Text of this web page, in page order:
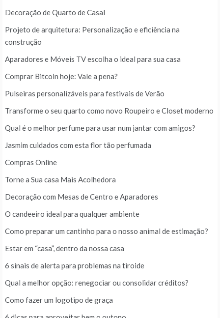
Decoração de Quarto de Casal
Projeto de arquitetura: Personalização e eficiência na
construção
Aparadores e Móveis TV escolha o ideal para sua casa
Comprar Bitcoin hoje: Vale a pena?
Pulseiras personalizáveis para festivais de Verão
Transforme o seu quarto como novo Roupeiro e Closet moderno
Qual é o melhor perfume para usar num jantar com amigos?
Jasmim cuidados com esta flor tão perfumada
Compras Online
Torne a Sua casa Mais Acolhedora
Decoração com Mesas de Centro e Aparadores
O candeeiro ideal para qualquer ambiente
Como preparar um cantinho para o nosso animal de estimação?
Estar em “casa”, dentro da nossa casa
6 sinais de alerta para problemas na tiroide
Qual a melhor opção: renegociar ou consolidar créditos?
Como fazer um logotipo de graça